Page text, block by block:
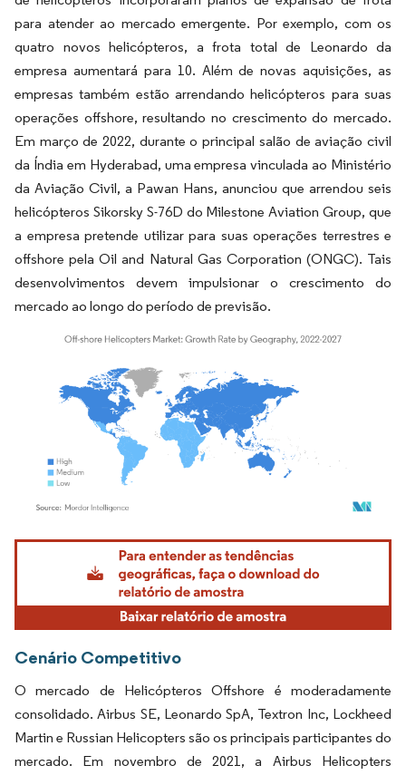
para atender ao mercado emergente. Por exemplo, com os
quatro novos helicópteros, a frota total de Leonardo da
empresa aumentará para 10. Além de novas aquisições, as
empresas também estão arrendando helicópteros para suas
operações offshore, resultando no crescimento do mercado.
Em março de 2022, durante o principal salão de aviação civil
da Índia em Hyderabad, uma empresa vinculada ao Ministério
da Aviação Civil, a Pawan Hans, anunciou que arrendou seis
helicópteros Sikorsky S-76D do Milestone Aviation Group, que
a empresa pretende utilizar para suas operações terrestres e
offshore pela Oil and Natural Gas Corporation (ONGC). Tais
desenvolvimentos devem impulsionar o crescimento do
mercado ao longo do período de previsão.
Imagem © Mordor Intelligence. O reuso requer atribuição conforme CC BY 4.0.
Cenário Competitivo
O mercado de Helicópteros Offshore é moderadamente
consolidado. Airbus SE, Leonardo SpA, Textron Inc, Lockheed
Martin e Russian Helicopters são os principais participantes do
mercado. Em novembro de 2021, a Airbus Helicopters